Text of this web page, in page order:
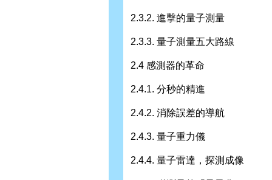
2.3.2. 進擊的量子測量
2.3.3. 量子測量五大路線
2.4 感測器的革命
2.4.1. 分秒的精進
2.4.2. 消除誤差的導航
2.4.3. 量子重力儀
2.4.4. 量子雷達，探測成像